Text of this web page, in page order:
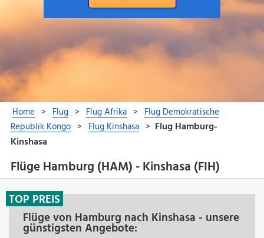
Flüge Hamburg (HAM) - Kinshasa (FIH)
Flüge von Hamburg nach Kinshasa - unsere
günstigsten Angebote:
TOP PREIS